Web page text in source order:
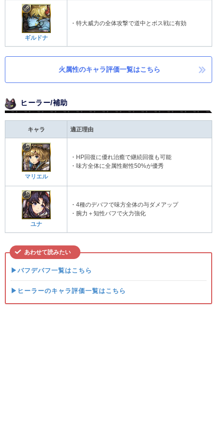
ギルドナ
・特大威力の全体攻撃で道中とボス戦に有効
火属性のキャラ評価一覧はこちら
ヒーラー/補助
キャラ 適正理由
マリエル
・HP回復に優れ治癒で継続回復も可能
・味方全体に全属性耐性50%が優秀
ユナ
・4種のデバフで味方全体の与ダメアップ
・腕力＋知性バフで火力強化
あわせて読みたい
▶バフデバフ一覧はこちら
▶ヒーラーのキャラ評価一覧はこちら